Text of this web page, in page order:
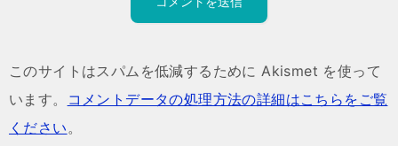
このサイトはスパムを低減するために Akismet を使って
います。
コメントデータの処理方法の詳細はこちらをご覧
ください。